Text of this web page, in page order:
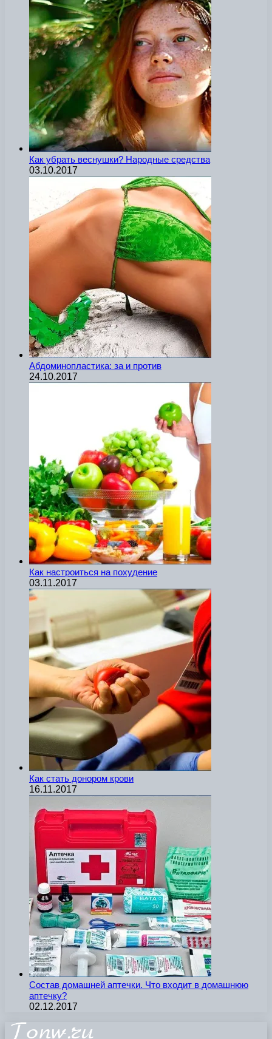
Как убрать веснушки? Народные средства
03.10.2017
Абдоминопластика: за и против
24.10.2017
Как настроиться на похудение
03.11.2017
Как стать донором крови
16.11.2017
Состав домашней аптечки. Что входит в домашнюю
аптечку?
02.12.2017